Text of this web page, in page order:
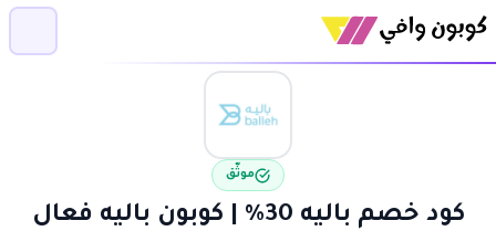
موثّق
كود خصم باليه 30% | كوبون باليه فعال